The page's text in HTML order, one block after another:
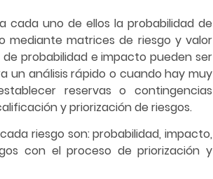
cada uno de ellos la probabilidad de
mediante matrices de riesgo y valor
probabilidad e impacto pueden ser
un análisis rápido o cuando hay muy
reservas o contingencias
y priorización de riesgos.
riesgo son: probabilidad, impacto,
con el proceso de priorización y